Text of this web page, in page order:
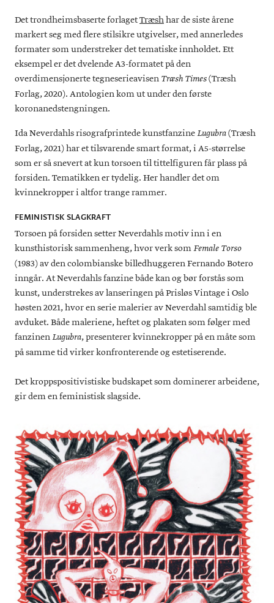
Det trondheimsbaserte forlagetTræshhar de siste årene
markert seg med flere stilsikre utgivelser, med annerledes
formater som understreker det tematiske innholdet. Ett
eksempel er det dvelende A3-formatet på den
overdimensjonerte tegneserieavisen Træsh Times(Træsh
Forlag, 2020). Antologien kom ut under den første
koronanedstengningen.
Ida Neverdahls risografprintede kunstfanzineLugubra(Træsh
Forlag, 2021) har et tilsvarende smart format, i A5-størrelse
som er så snevert at kun torsoen til tittelfiguren får plass på
forsiden. Tematikken er tydelig. Her handler det om
kvinnekropper i altfor trange rammer.
FEMINISTISK SLAGKRAFT
Torsoen på forsiden setter Neverdahls motiv inn i en
kunsthistorisk sammenheng, hvor verk somFemale Torso
(1983) av den colombianske billedhuggeren Fernando Botero
inngår. At Neverdahls fanzine både kan og bør forstås som
kunst, understrekes av lanseringen på Prisløs Vintage i Oslo
høsten 2021, hvor en serie malerier av Neverdahl samtidig ble
avduket. Både maleriene, heftet og plakaten som følger med
fanzinenLugubra, presenterer kvinnekropper på en måte som
på samme tid virker konfronterende og estetiserende.
Det kroppspositivistiske budskapet som dominerer arbeidene,
gir dem en feministisk slagside.